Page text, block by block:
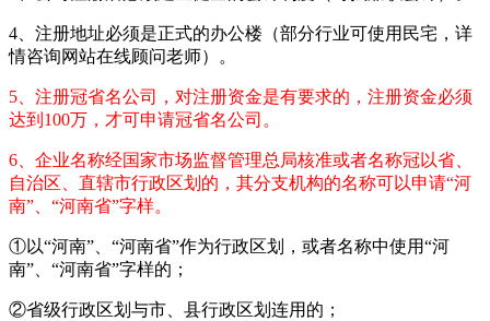
4、注册地址必须是正式的办公楼（部分行业可使用民宅，详
情咨询网站在线顾问老师）。
5、注册冠省名公司，对注册资金是有要求的，注册资金必须
达到100万，才可申请冠省名公司。
6、企业名称经国家市场监督管理总局核准或者名称冠以省、
自治区、直辖市行政区划的，其分支机构的名称可以申请“河
南”、“河南省”字样。
①以“河南”、“河南省”作为行政区划，或者名称中使用“河
南”、“河南省”字样的；
②省级行政区划与市、县行政区划连用的；